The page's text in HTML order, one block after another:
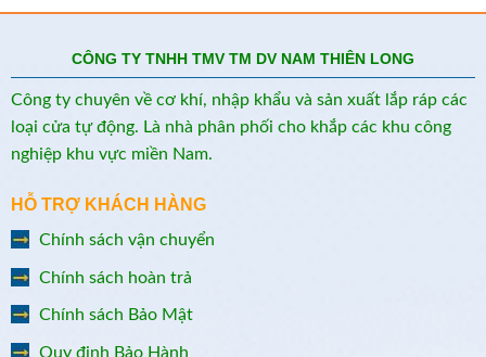
CÔNG TY TNHH TMV TM DV NAM THIÊN LONG
Công ty chuyên về cơ khí, nhập khẩu và sản xuất lắp ráp các
loại cửa tự động. Là nhà phân phối cho khắp các khu công
nghiệp khu vực miền Nam.
HỖ TRỢ KHÁCH HÀNG
Chính sách vận chuyển
Chính sách hoàn trả
Chính sách Bảo Mật
Quy định Bảo Hành